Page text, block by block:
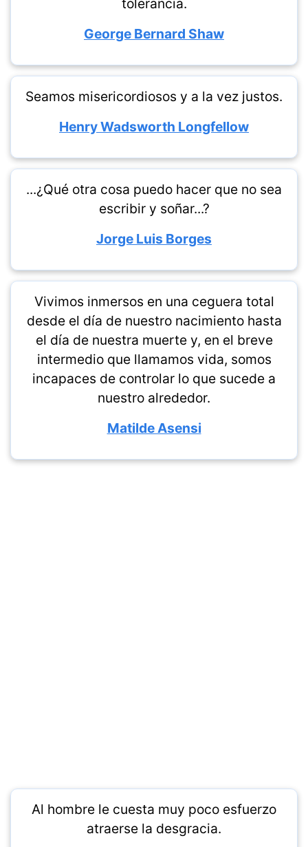
tolerancia.
George Bernard Shaw
Seamos misericordiosos y a la vez justos.
Henry Wadsworth Longfellow
...¿Qué otra cosa puedo hacer que no sea
escribir y soñar...?
Jorge Luis Borges
Vivimos inmersos en una ceguera total
desde el día de nuestro nacimiento hasta
el día de nuestra muerte y, en el breve
intermedio que llamamos vida, somos
incapaces de controlar lo que sucede a
nuestro alrededor.
Matilde Asensi
Al hombre le cuesta muy poco esfuerzo
atraerse la desgracia.